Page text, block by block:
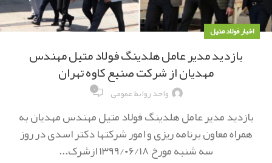
اخبار فولاد متیل
بازدید مدیر عامل هلدینگ فولاد متیل مهندس
مهدیان از شرکت صنیع کاوه تهران
واحد روابط عمومی ۰
بازدید مدیر عامل هلدینگ فولاد متیل مهندس مهدیان به
همراه معاون برنامه ریزی و امور شرکتها دکتر اسدی در روز
سه شنبه مورخ ١٣٩٩/٠۶/١٨ ازشرک...